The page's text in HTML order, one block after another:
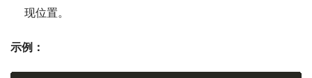
现位置。
示例：